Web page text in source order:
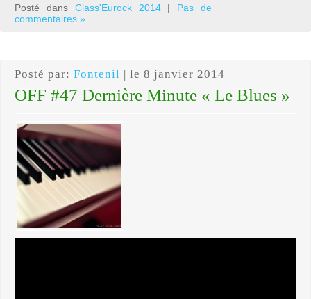
Posté dans Class'Eurock 2014| Pas de
commentaires »
Posté par: Fontenil | le 8 janvier 2014
OFF #47 Dernière Minute « Le Blues »